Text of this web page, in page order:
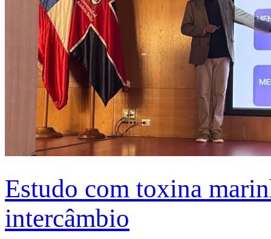
Estudo com toxina
intercâmbio